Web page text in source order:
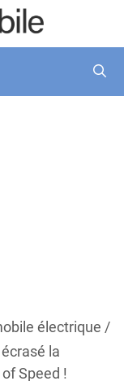
électrique /
la
Speed !